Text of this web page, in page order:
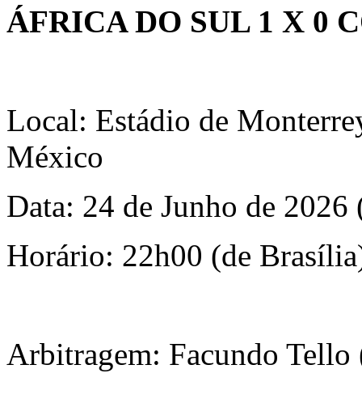
ÁFRICA DO SUL 1 X 0
Local: Estádio de
México
Data: 24 de Junho de 2026
Horário: 22h00 (de
Arbitragem: Facundo